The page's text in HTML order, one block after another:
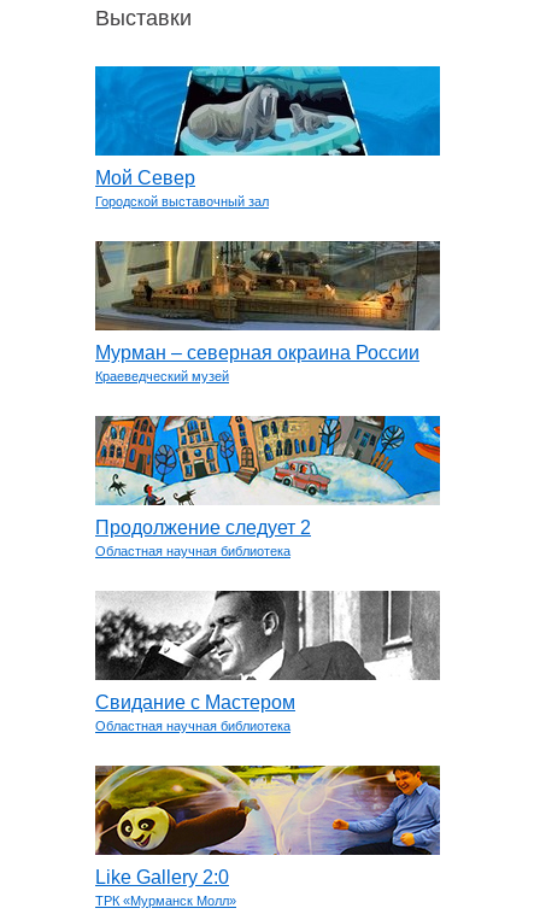
Выставки
Мой Север
Городской выставочный зал
Мурман – северная окраина России
Краеведческий музей
Продолжение следует 2
Областная научная библиотека
Свидание с Мастером
Областная научная библиотека
Like Gallery 2:0
ТРК «Мурманск Молл»